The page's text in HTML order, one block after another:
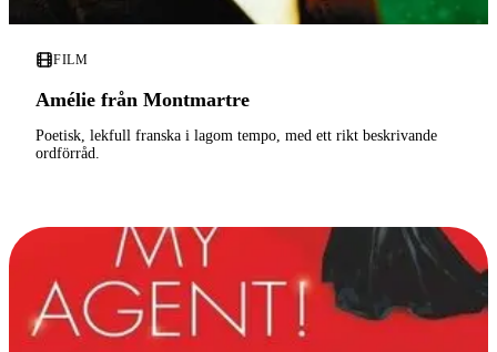
FILM
Amélie från Montmartre
Poetisk, lekfull franska i lagom tempo, med ett rikt beskrivande
ordförråd.